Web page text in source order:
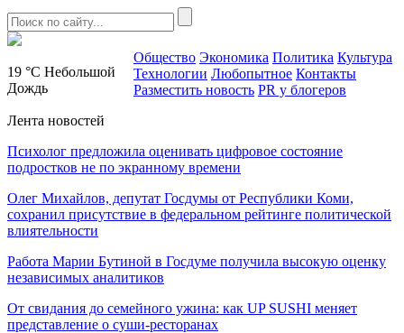
19 °C Небольшой
Дождь
Общество Экономика Политика Культура
Технологии Любопытное Контакты
Разместить новость PR у блогеров
Лента новостей
Психолог предложила оценивать цифровое состояние
подростков не по экранному времени
Олег Михайлов, депутат Госдумы от Республики Коми,
сохранил присутствие в федеральном рейтинге политической
влиятельности
Работа Марии Бутиной в Госдуме получила высокую оценку
независимых аналитиков
От свидания до семейного ужина: как UP SUSHI меняет
представление о суши-ресторанах